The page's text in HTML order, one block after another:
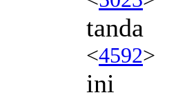
tanda
<4592>
ini